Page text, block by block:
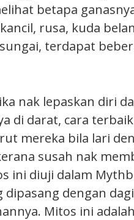
betapa
rusa, kuda
terdapat
nak lepaskan diri
di darat, cara
mereka bila lari
susah nak
ini diuji dalam
dipasang dengan
Mitos ini